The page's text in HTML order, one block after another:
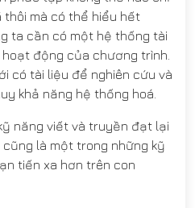
thôi mà có thể hiểu hết
ta cần có một hệ thống tài
động của chương trình.
có tài liệu để nghiên cứu và
khả năng hệ thống hoá.
năng viết và truyền đạt lại
là một trong những kỹ
tiến xa hơn trên con